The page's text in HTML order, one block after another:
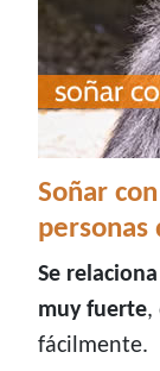
Soñar
personas
Se
muy fuerte,
fácilmente.